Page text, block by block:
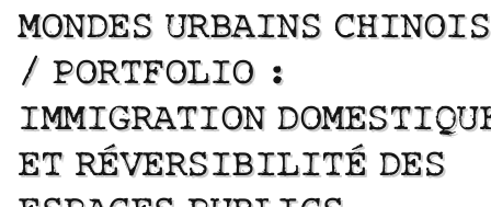
MONDES URBAINS CHINOIS
/ PORTFOLIO :
IMMIGRATION
ET RÉVERSIBILITÉ DES